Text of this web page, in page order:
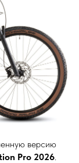
версию
Pro 2026.